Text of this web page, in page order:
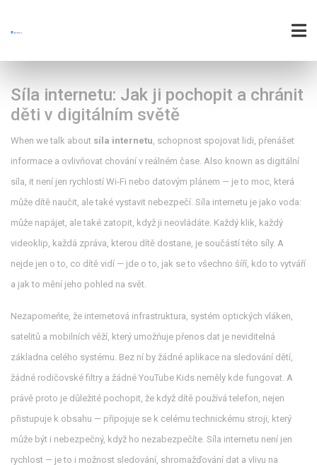
Síla internetu: Jak ji pochopit a chránit
děti v digitálním světě
When we talk about síla internetu, schopnost spojovat lidi, přenášet
informace a ovlivňovat chování v reálném čase. Also known as digitální
síla, it není jen rychlostí Wi-Fi nebo datovým plánem — je to moc, která
může dítě naučit, ale také vystavit nebezpečí. Síla internetu je jako voda:
může napájet, ale také zatopit, když ji neovládáte. Každý klik, každý
videoklip, každá zpráva, kterou dítě dostane, je součástí této síly. A
nejde jen o to, co dítě vidí — jde o to, jak se to všechno šíří, kdo to vytváří
a jak to mění jeho pohled na svět.
Nezapomeňte, že internetová infrastruktura, systém optických vláken,
satelitů a mobilních věží, který umožňuje přenos dat je neviditelná
základna celého systému. Bez ní by žádné aplikace na sledování dětí,
žádné rodičovské filtry a žádné YouTube Kids neměly kde fungovat. A
právě proto je důležité pochopit, že když dítě používá telefon, nejen
přistupuje k obsahu — připojuje se k celému technickému stroji, který
může být i nebezpečný, když ho nezabezpečíte. Síla internetu není jen
rychlost — je to i možnost sledování, shromažďování dat a vlivu na